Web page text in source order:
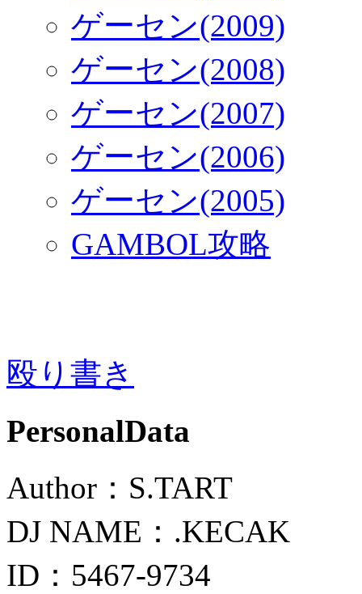
ゲーセン(2009)
ゲーセン(2008)
ゲーセン(2007)
ゲーセン(2006)
ゲーセン(2005)
GAMBOL攻略
殴り書き
PersonalData
Author：S.TART
DJ NAME：.KECAK
ID：5467-9734